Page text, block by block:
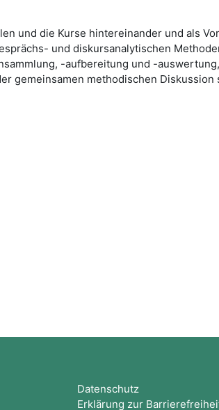
und die Kurse hintereinander und als
und diskursanalytischen
-aufbereitung und -
gemeinsamen methodischen Diskussion
Datenschutz
Erklärung zur